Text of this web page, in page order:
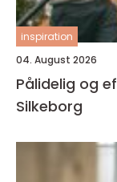
inspiration
04. August 2026
Pålidelig og
Silkeborg